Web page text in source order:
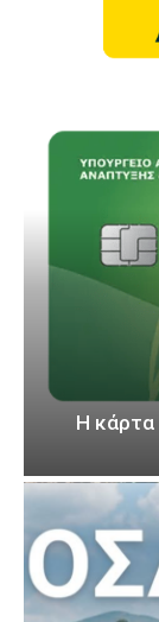
Η κάρτα